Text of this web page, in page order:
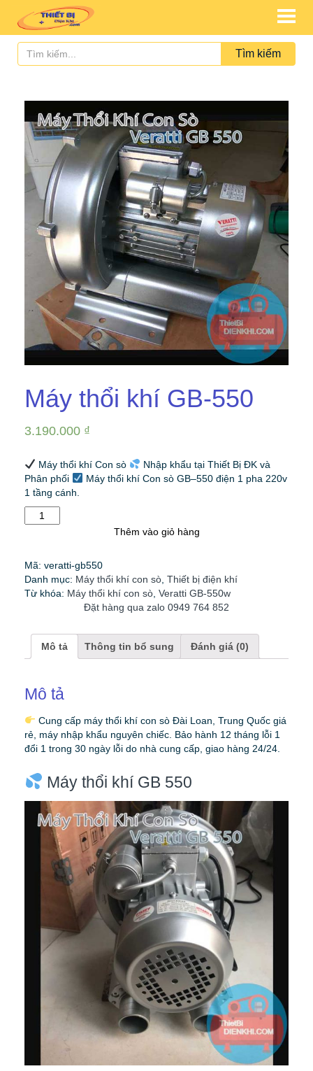
Tìm kiếm
Máy thổi khí GB-550
3.190.000 ₫
Máy thổi khí Con sò
Nhập khẩu tại Thiết Bị ĐK và
Phân phối
Máy thổi khí Con sò GB–550 điện 1 pha 220v
1 tầng cánh.
Máy
thổi
550
số
lượng
Thêm vào giỏ hàng
Mã: veratti-gb550
Danh mục: Máy thổi khí con sò Thiết bị điện khí
Từ khóa: Máy thổi khí con sò Veratti GB-550w
Đặt hàng qua zalo 0949 764 852
Mô tả Thông tin bổ sung Đánh giá (0)
Mô tả
Cung cấp máy thổi khí con sò Đài Loan, Trung Quốc giá
rẻ, máy nhập khẩu nguyên chiếc. Bảo hành 12 tháng lỗi 1
đổi 1 trong 30 ngày lỗi do nhà cung cấp, giao hàng 24/24.
Máy thổi khí GB 550